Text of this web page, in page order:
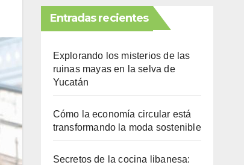
Entradas recientes
Explorando los misterios de las
ruinas mayas en la selva de
Yucatán
Cómo la economía circular está
transformando la moda sostenible
Secretos de la cocina libanesa: